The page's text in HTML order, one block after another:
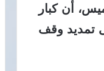
أن كبار
تمديد وقف